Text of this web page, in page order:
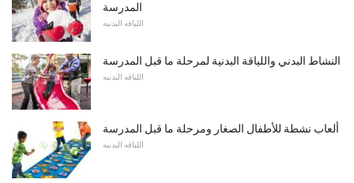
المدرسة
اللياقه البدنيه
النشاط البدني واللياقة البدنية لمرحلة ما قبل المدرسة
اللياقه البدنيه
ألعاب نشطة للأطفال الصغار ومرحلة ما قبل المدرسة
اللياقه البدنيه